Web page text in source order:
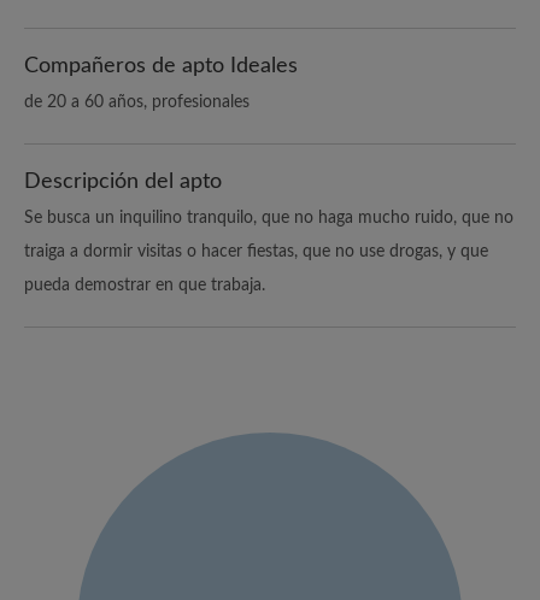
Compañeros de apto Ideales
de 20 a 60 años, profesionales
Descripción del apto
Se busca un inquilino tranquilo, que no haga mucho ruido, que no
traiga a dormir visitas o hacer fiestas, que no use drogas, y que
pueda demostrar en que trabaja.